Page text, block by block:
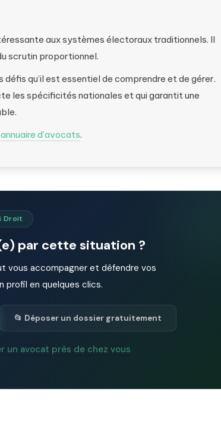
aux systèmes électoraux traditionnels. Il
scrutin proportionnel.
qu’il est essentiel de comprendre et de gérer.
les spécificités nationales et qui garantit une
annuaire d’avocats.
Droit
par cette situation ?
vous accompagner et défendre vos
profil en quelques clics.
📂 Déposer un dossier gratuitement
un avocat près de chez vous